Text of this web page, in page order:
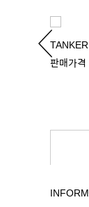
판매가격